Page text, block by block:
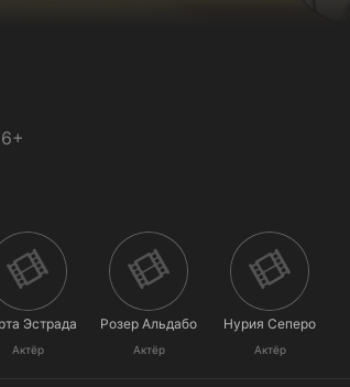
6+
Эстрада
Актёр
Розер Альдабо
Актёр
Нурия Сеперо
Актёр